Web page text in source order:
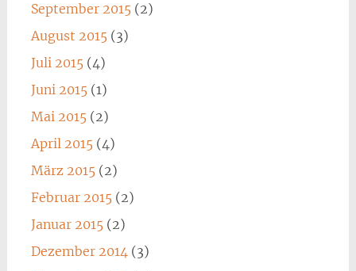
September 2015(2)
August 2015(3)
Juli 2015(4)
Juni 2015(1)
Mai 2015(2)
April 2015(4)
März 2015(2)
Februar 2015(2)
Januar 2015(2)
Dezember 2014(3)